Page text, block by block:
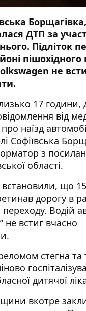
ДТП за
Підліток
пішохідного
не
17 години,
від
про наїзд
Софіївська
з
області.
встановили, що
дорогу в
переходу. Водій
не встиг вчасно
стегна
дитячої
вкотре